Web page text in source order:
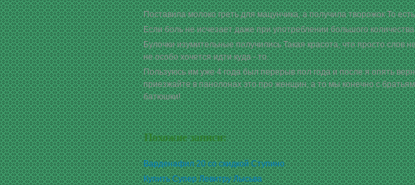
Поставила молоко греть для мацунчика, а получила творожок То
Если боль не исчезает даже при употреблении большого
Булочки изумительные получились Такая красота, что просто слов
не особо хочется идти куда - то.
Пользуюсь им уже 4 года был перерыв пол года и после я опять
приезжайте в панолонах это про женщин, а то мы конечно с
батюшки!
Похожие записи:
Варденафил 20 со скидкой Ступино
Купить Супер Левитру Лысьва